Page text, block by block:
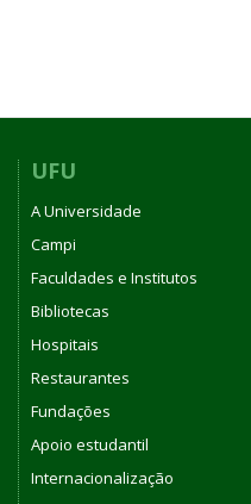
UFU
A Universidade
Campi
Faculdades e Institutos
Bibliotecas
Hospitais
Restaurantes
Fundações
Apoio estudantil
Internacionalização